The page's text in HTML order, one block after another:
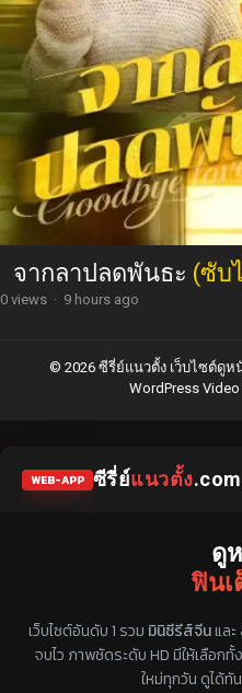
จากลาปลดพันธะ (ซับ
0 views · 9 hours ago
© 2026 ซีรี่ย์แนวตั้ง เว็บไซต์ดู
WordPress Video
WEB-APP ซีรี่ย์แนวตั้ง.com
ดู
ฟินเ
แหล่งรวมซีรี่ย์จีนแนวตั้ง พา
เว็บไซต์อันดับ 1 รวม มินิซีรีส์จีนและ
จบไว ภาพชัดระดับ HD มีให้เลือกทั้ง
ใหม่ทุกวัน ดูได้ทั